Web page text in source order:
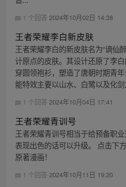
1 个回答 2024年10月02日 14:38
王者荣耀李白新皮肤
王者荣耀李白的新皮肤名为“谪仙
计原点的皮肤。其设计还原了李
穿圆领袍衫，塑造了唐朝时期青
能特效主要以山水、白鹭以及化
1 个回答 2024年10月04日 17:41
王者荣耀青训号
王者荣耀青训号相当于给预备职业
表现出色的话可以升级。 点击下
原著漫画！
1 个回答 2024年10月11日 19:20